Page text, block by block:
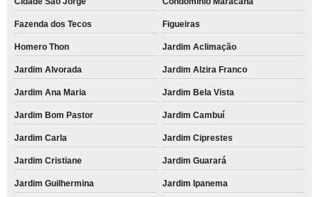
Fazenda dos Tecos Figueiras
Homero Thon Jardim Aclimação
Jardim Alvorada Jardim Alzira Franco
Jardim Ana Maria Jardim Bela Vista
Jardim Bom Pastor Jardim Cambuí
Jardim Carla Jardim Ciprestes
Jardim Cristiane Jardim Guarará
Jardim Guilhermina Jardim Ipanema